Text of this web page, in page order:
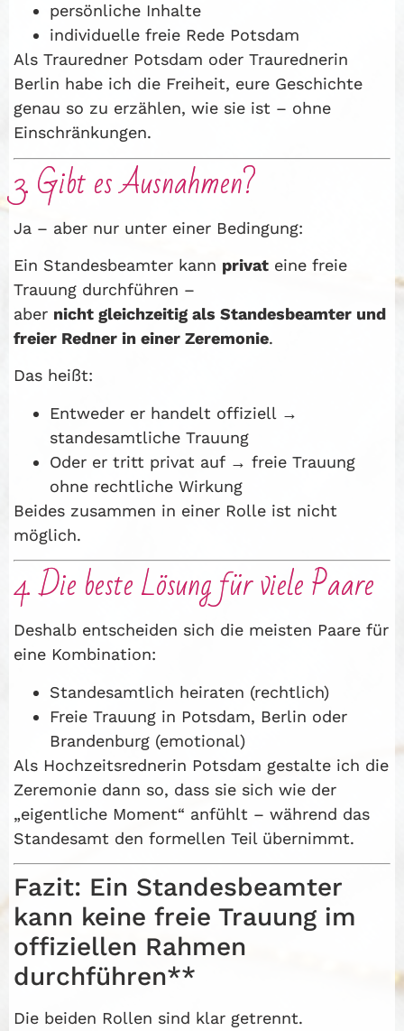
persönliche Inhalte
individuelle freie Rede Potsdam
Als Trauredner Potsdam oder Traurednerin
Berlin habe ich die Freiheit, eure Geschichte
genau so zu erzählen, wie sie ist – ohne
Einschränkungen.
3. Gibt es Ausnahmen?
Ja – aber nur unter einer Bedingung:
Ein Standesbeamter kann privat eine freie
Trauung durchführen –
aber nicht gleichzeitig als Standesbeamter und
freier Redner in einer Zeremonie.
Das heißt:
Entweder er handelt offiziell →
standesamtliche Trauung
Oder er tritt privat auf → freie Trauung
ohne rechtliche Wirkung
Beides zusammen in einer Rolle ist nicht
möglich.
4. Die beste Lösung für viele Paare
Deshalb entscheiden sich die meisten Paare für
eine Kombination:
Standesamtlich heiraten (rechtlich)
Freie Trauung in Potsdam, Berlin oder
Brandenburg (emotional)
Als Hochzeitsrednerin Potsdam gestalte ich die
Zeremonie dann so, dass sie sich wie der
„eigentliche Moment“ anfühlt – während das
Standesamt den formellen Teil übernimmt.
Fazit: Ein Standesbeamter
kann keine freie Trauung im
offiziellen Rahmen
durchführen**
Die beiden Rollen sind klar getrennt.